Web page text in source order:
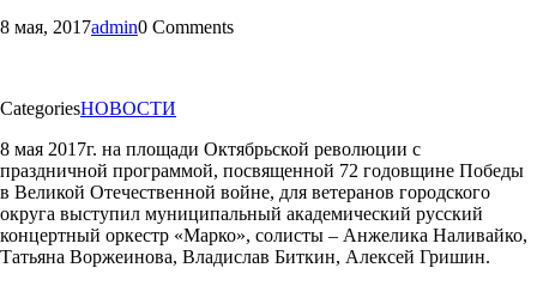
8 мая, 2017admin0 Comments
CategoriesНОВОСТИ
8 мая 2017г. на площади Октябрьской революции с
праздничной программой, посвященной 72 годовщине Победы
в Великой Отечественной войне, для ветеранов городского
округа выступил муниципальный академический русский
концертный оркестр «Марко», солисты – Анжелика Наливайко,
Татьяна Воржеинова, Владислав Биткин, Алексей Гришин.